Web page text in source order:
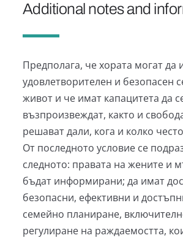
Additional notes and
Предполага, че хората могат да
удовлетворителен и безопасен
живот и че имат капацитета да
възпроизвеждат, както и
решават дали, кога и колко
От последното условие се
следното: правата на жените и
бъдат информирани; да имат
безопасни, ефективни и
семейно планиране,
регулиране на раждаемостта,